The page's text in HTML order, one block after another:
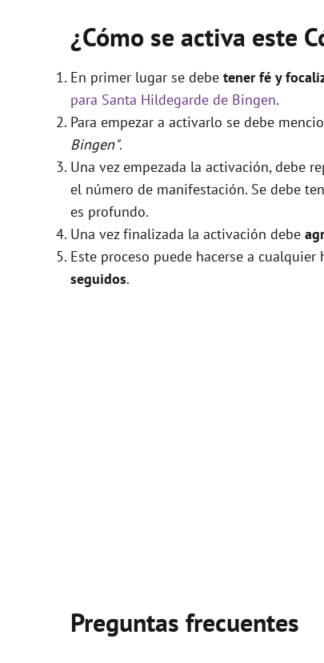
¿Cómo se activa este
En primer lugar se debe tener fé y
para Santa Hildegarde de Bingen.
Para empezar a activarlo se debe
Bingen".
Una vez empezada la activación, debe
el número de manifestación. Se debe
es profundo.
Una vez finalizada la activación debe
Este proceso puede hacerse a
seguidos.
Preguntas frecuentes